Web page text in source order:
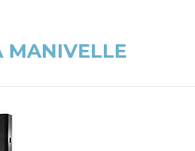
MANIVELLE